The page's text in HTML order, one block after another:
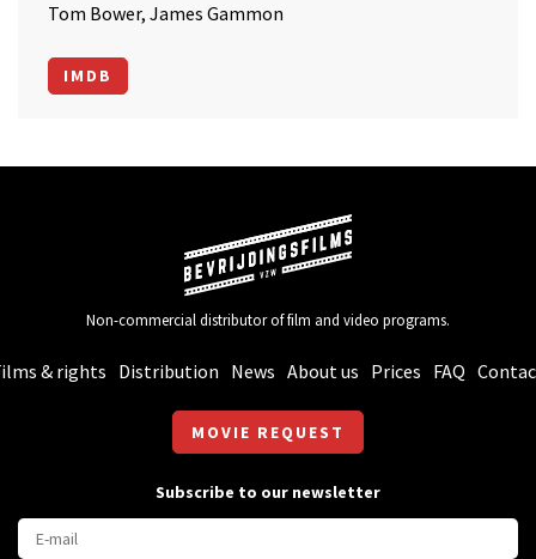
Tom Bower, James Gammon
IMDB
Non-commercial distributor of film and video programs.
& rights Distribution News About us Prices FAQ
MOVIE REQUEST
Subscribe to our newsletter